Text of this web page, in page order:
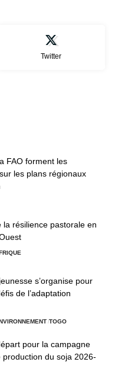
Twitter
FAO forment les
les plans régionaux
la résilience pastorale en
s’organise pour
de l’adaptation
TOGO
pour la campagne
production du soja 2026-